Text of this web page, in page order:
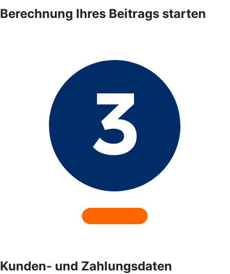
Berechnung Ihres Beitrags starten
Kunden- und Zahlungsdaten